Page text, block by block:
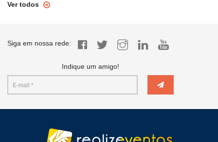
Ver todos
Siga em nossa rede:
Indique um amigo!